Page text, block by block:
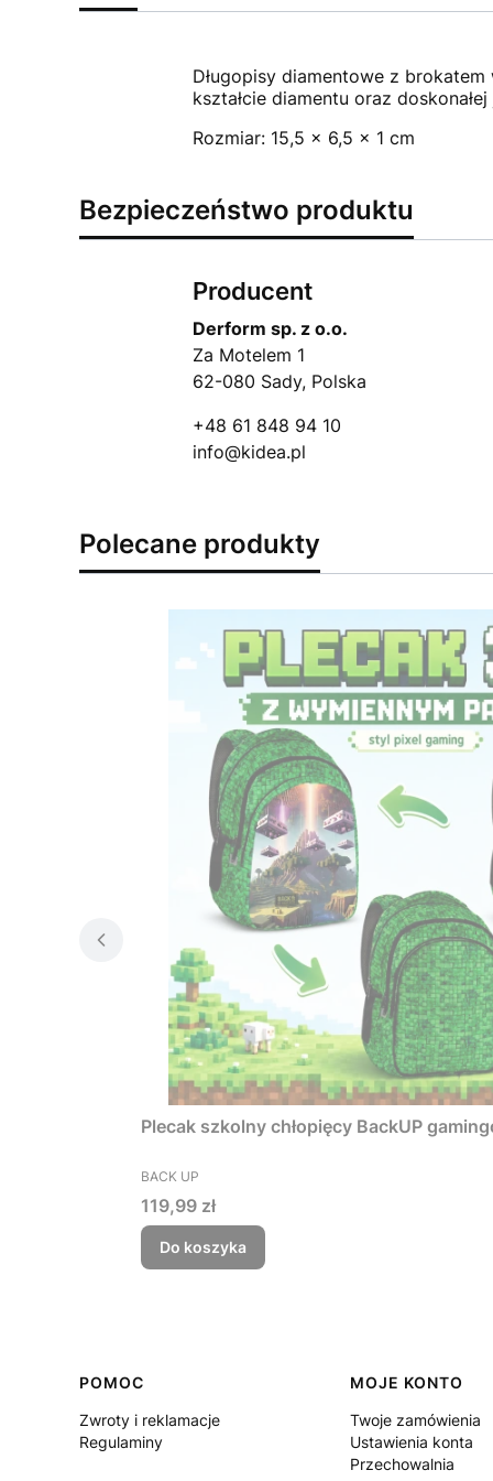
Długopisy diamentowe z
kształcie diamentu oraz
Rozmiar: 15,5 x 6,5 x 1 cm
Bezpieczeństwo produktu
Producent
Derform sp. z o.o.
Za Motelem 1
62-080 Sady, Polska
+48 61 848 94 10
info@kidea.pl
Polecane produkty
Plecak szkolny chłopięcy BackUP
PRODUCENT
BACK UP
Cena
119,99 zł
Do koszyka
Linki w stopce
POMOC
Zwroty i reklamacje
Regulaminy
MOJE KONTO
Twoje zamówienia
Ustawienia konta
Przechowalnia